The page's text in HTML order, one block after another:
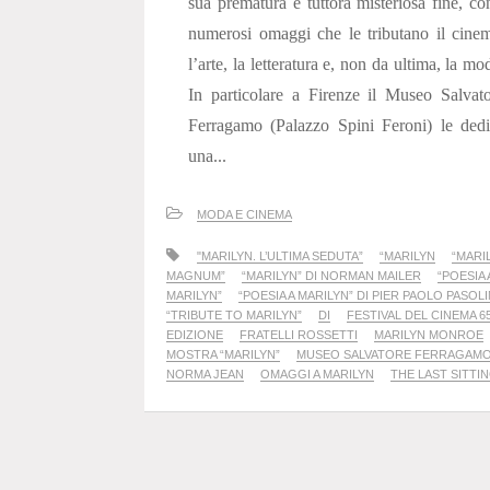
numerosi omaggi che le tributano il
l’arte, la letteratura e, non da ultima, la
In particolare a Firenze il Museo
Ferragamo (Palazzo Spini Feroni) le
una...
MODA E CINEMA
"MARILYN. L’ULTIMA SEDUTA” “MARILYN
MAGNUM”
“MARILYN” DI NORMAN MAILER
“POESIA
MARILYN”
“POESIA A MARILYN” DI PIER PAOLO
“TRIBUTE TO MARILYN”
DI
FESTIVAL DEL CINEMA
EDIZIONE
FRATELLI ROSSETTI
MARILYN MONROE
MOSTRA “MARILYN”
MUSEO SALVATORE FERRAGAMO
NORMA JEAN
OMAGGI A MARILYN THE LAST